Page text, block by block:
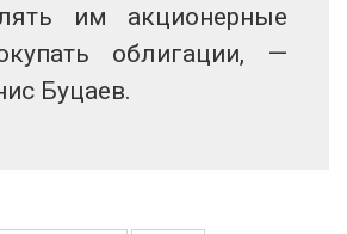
им акционерные
облигации, —
Буцаев.